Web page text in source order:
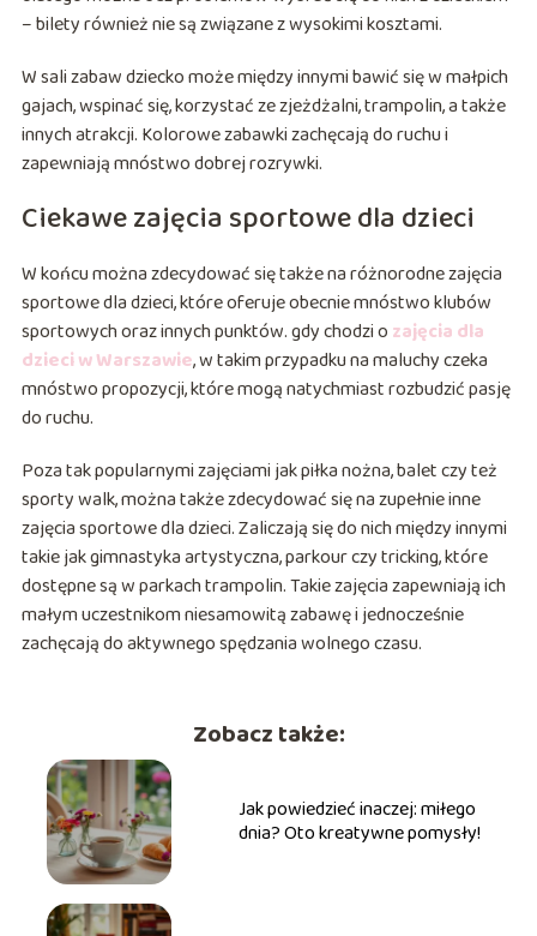
– bilety również nie są związane z wysokimi kosztami.
W sali zabaw dziecko może między innymi bawić się w małpich
gajach, wspinać się, korzystać ze zjeżdżalni, trampolin, a także
innych atrakcji. Kolorowe zabawki zachęcają do ruchu i
zapewniają mnóstwo dobrej rozrywki.
Ciekawe zajęcia sportowe dla dzieci
W końcu można zdecydować się także na różnorodne zajęcia
sportowe dla dzieci, które oferuje obecnie mnóstwo klubów
sportowych oraz innych punktów. gdy chodzi o zajęcia dla
dzieci w Warszawie, w takim przypadku na maluchy czeka
mnóstwo propozycji, które mogą natychmiast rozbudzić pasję
do ruchu.
Poza tak popularnymi zajęciami jak piłka nożna, balet czy też
sporty walk, można także zdecydować się na zupełnie inne
zajęcia sportowe dla dzieci. Zaliczają się do nich między innymi
takie jak gimnastyka artystyczna, parkour czy tricking, które
dostępne są w parkach trampolin. Takie zajęcia zapewniają ich
małym uczestnikom niesamowitą zabawę i jednocześnie
zachęcają do aktywnego spędzania wolnego czasu.
Zobacz także:
Jak powiedzieć inaczej: miłego
dnia? Oto kreatywne pomysły!